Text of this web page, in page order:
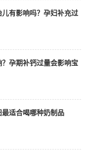
有影响吗？孕妇补充过
孕期补钙过量会影响宝
适合喝哪种奶制品